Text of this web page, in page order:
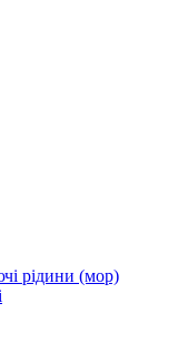
рідини (мор)